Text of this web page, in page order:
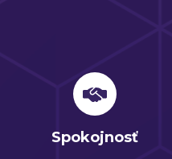
Spokojnosť